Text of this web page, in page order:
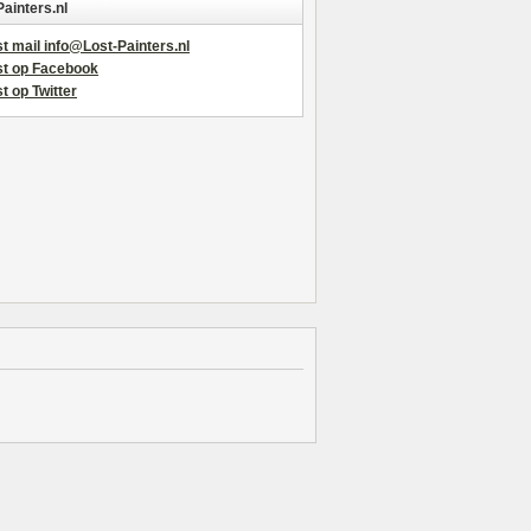
mail info@Lost-Painters.nl
op Facebook
op Twitter